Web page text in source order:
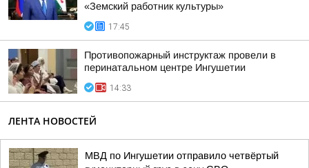
«Земский работник культуры»
17:45
Противопожарный инструктаж провели в
перинатальном центре Ингушетии
14:33
ЛЕНТА НОВОСТЕЙ
МВД по Ингушетии отправило четвёртый